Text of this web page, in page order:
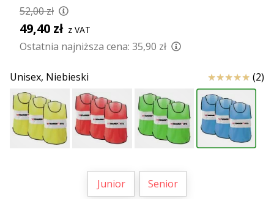
pomogą
Ci
wybrać
idealny
Znajdź
buty,
ubrania
i…
52,00 zł
49,40 zł z VAT
Ostatnia najniższa cena: 35,90 zł
Unisex, Niebieski Ocena (2)
Junior Senior